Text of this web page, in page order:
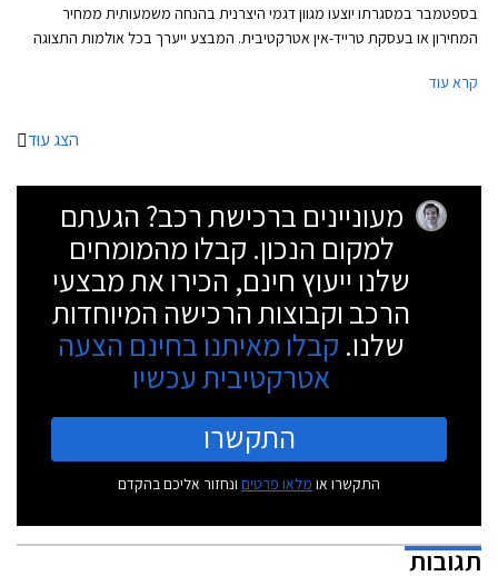
בספטמבר במסגרתו יוצעו מגוון דגמי היצרנית בהנחה משמעותית ממחיר
המחירון או בעסקת טרייד-אין אטרקטיבית. המבצע ייערך בכל אולמות התצוגה
קרא עוד
הצג עוד
מעוניינים ברכישת רכב? הגעתם
למקום הנכון. קבלו מהמומחים
שלנו ייעוץ חינם, הכירו את מבצעי
הרכב וקבוצות הרכישה המיוחדות
שלנו. קבלו מאיתנו בחינם הצעה
אטרקטיבית עכשיו
התקשרו
התקשרו או מלאו פרטים ונחזור אליכם בהקדם
תגובות